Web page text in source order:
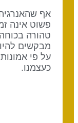
אף
פשוט אינה
טהורה
מבקשים
על פי
כעצמנו.